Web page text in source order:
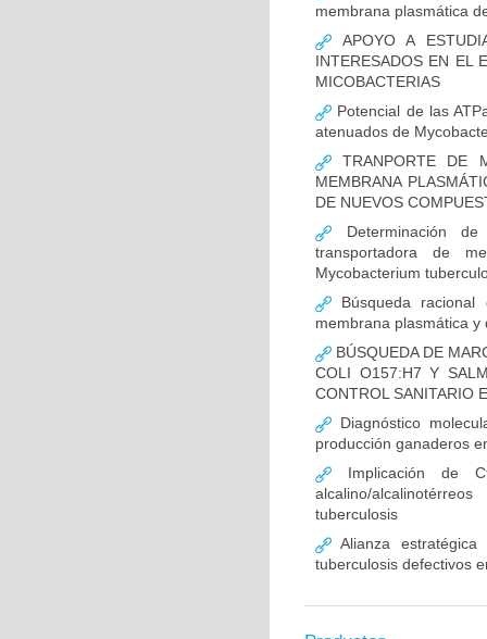
membrana plasmática
APOYO A
INTERESADOS EN EL
MICOBACTERIAS
Potencial de las
atenuados de
TRANPORTE DE
MEMBRANA
DE NUEVOS
Determinación
transportadora de
Mycobacterium
Búsqueda
membrana plasmática
BÚSQUEDA DE
COLI O157:H7 Y
CONTROL SANITARIO
Diagnóstico
producción ganaderos
Implicación de
alcalino/
tuberculosis
Alianza
tuberculosis defectivos